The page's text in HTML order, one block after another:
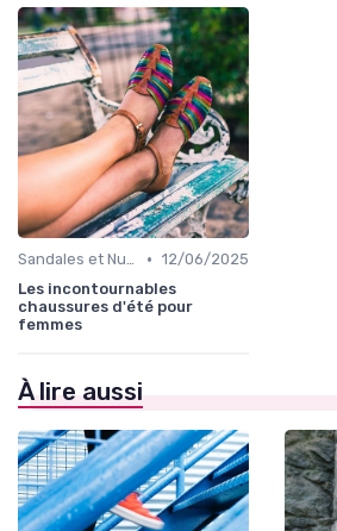
Sandales et Nu-pieds • 12/06/2025
Les incontournables
chaussures d'été pour
femmes
À lire aussi